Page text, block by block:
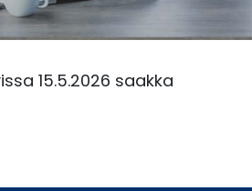
15.5.2026 saakka